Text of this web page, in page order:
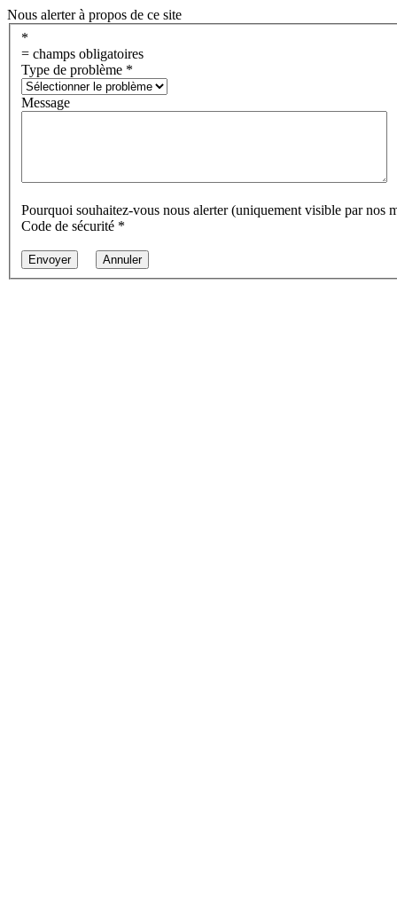
Nous alerter à propos de ce site
*
= champs obligatoires
Type de problème *
Message
Pourquoi souhaitez-vous nous alerter (uniquement visible par nos
Code de sécurité *